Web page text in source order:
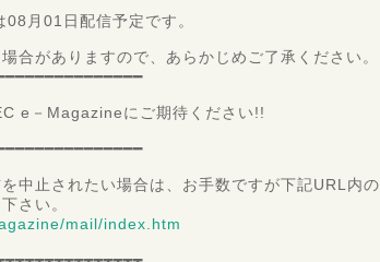
信予定です。
合がありますので、あらかじめご了承ください。
にご期待ください!!
中止されたい場合は、お手数ですが下記URL内の
さい。
mail/index.htm